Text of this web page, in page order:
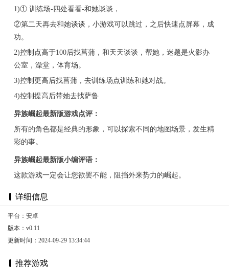
1)①.训练场-四处看看-和她谈谈，
②第二天再去和她谈谈，小游戏可以跳过，之后快速点屏幕，成
功。
2)控制点高于100后找菖蒲，和天天谈谈，帮她，迷题是火影办
公室，澡堂，体育场。
3)控制更高后找菖蒲，去训练场点训练和她对战。
4)控制提高后带她去找萨鲁
异族崛起最新版游戏点评：
所有的角色都是经典的形象，可以探索不同的地图场景，发生精
彩的事。
异族崛起最新版小编评语：
这款游戏一定会让您欲罢不能，阻挡外来势力的崛起。
详细信息
平台：安卓
版本：v0.11
更新时间：2024-09-29 13:34:44
推荐游戏